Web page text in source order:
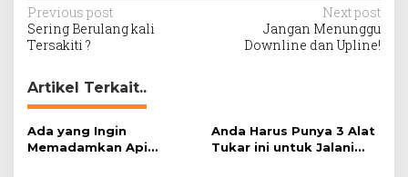
Post
navigation
Previous post
Sering Berulang kali
Tersakiti ?
Next post
Jangan Menunggu
Downline dan Upline!
Artikel Terkait..
Ada yang Ingin
Memadamkan Api
Anda Harus Punya 3 Alat
Tukar ini untuk Jalani